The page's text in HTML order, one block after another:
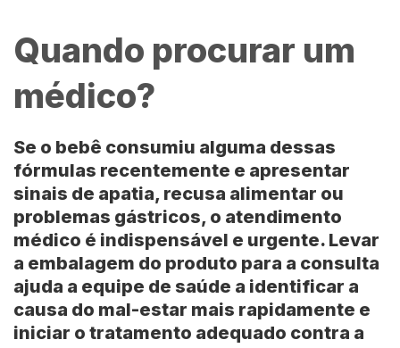
Quando procurar um
médico?
Se o bebê consumiu alguma dessas
fórmulas recentemente e apresentar
sinais de apatia, recusa alimentar ou
problemas gástricos, o atendimento
médico é indispensável e urgente. Levar
a embalagem do produto para a consulta
ajuda a equipe de saúde a identificar a
causa do mal-estar mais rapidamente e
iniciar o tratamento adequado contra a